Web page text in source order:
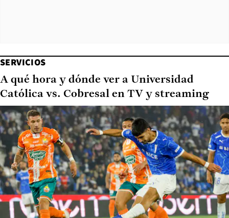
SERVICIOS
A qué hora y dónde ver a Universidad
Católica vs. Cobresal en TV y streaming